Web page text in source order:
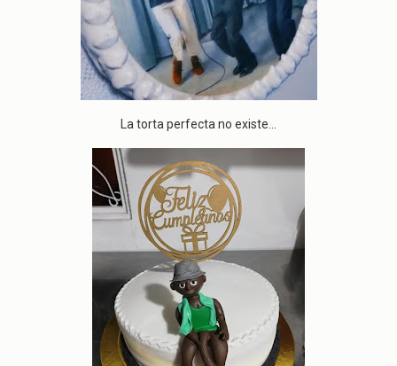
La torta perfecta no existe...